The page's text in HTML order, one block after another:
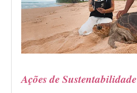
Ações de Sustentabilidade